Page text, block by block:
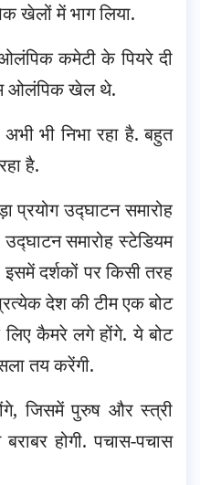
खेलों में भाग लिया.
कमेटी के पियरे दी
ओलंपिक खेल थे.
भी निभा रहा है. बहुत
है.
उद्घाटन समारोह
समारोह स्टेडियम
इसमें दर्शकों पर किसी तरह
देश की टीम एक बोट
कैमरे लगे होंगे. ये बोट
तय करेंगी.
जिसमें पुरुष और स्त्री
होगी. पचास-पचास